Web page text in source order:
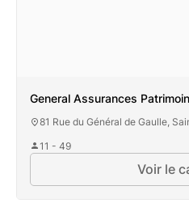
General Assurances
81 Rue du Général de Gaulle,
11 - 49
Voir le